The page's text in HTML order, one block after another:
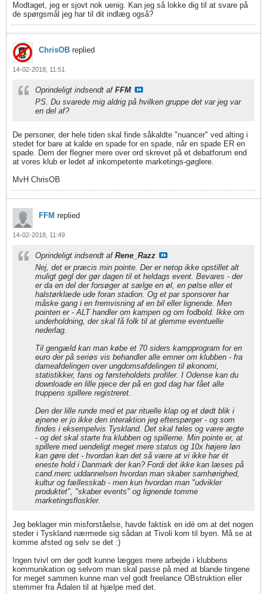
Modtaget, jeg er sjovt nok uenig. Kan jeg så lokke dig til at svare på
de spørgsmål jeg har til dit indlæg også?
ChrisOB replied
14-02-2018, 11:51
Oprindeligt indsendt af FFM
PS. Du svarede mig aldrig på hvilken gruppe det var jeg var
en del af?
De personer, der hele tiden skal finde såkaldte "nuancer" ved alting i
stedet for bare at kalde en spade for en spade, når en spade ER en
spade. Dem der flegner mere over ord skrevet på et debatforum end
at vores klub er ledet af inkompetente marketings-gøglere.
MvH ChrisOB
FFM replied
14-02-2018, 11:49
Oprindeligt indsendt af Rene_Razz
Nej, det er præcis min pointe. Der er netop ikke opstillet alt
muligt gøgl der gør dagen til et heldags event. Bevares - der
er da en del der forsøger at sælge en øl, en pølse eller et
halstørklæde ude foran stadion. Og et par sponsorer har
måske gang i en fremvisning af en bil eller lignende. Men
pointen er - ALT handler om kampen og om fodbold. Ikke om
underholdning, der skal få folk til at glemme eventuelle
nederlag.
Til gengæld kan man købe et 70 siders kampprogram for en
euro der på seriøs vis behandler alle emner om klubben - fra
dameafdelingen over ungdomsafdelingen til økonomi,
statistikker, fans og førsteholdets profiler. I Odense kan du
downloade en lille pjece der på en god dag har fået alle
truppens spillere registreret.
Den der lille runde med et par rituelle klap og et dødt blik i
øjnene er jo ikke den interaktion jeg efterspørger - og som
findes i eksempelvis Tyskland. Det skal føles og være ægte
- og det skal starte fra klubben og spillerne. Min pointe er, at
spillere med uendeligt meget mere status og 10x højere løn
kan gøre det - hvordan kan det så være at vi ikke har ét
eneste hold i Danmark der kan? Fordi det ikke kan læses på
cand.merc uddannelsen hvordan man skaber samhørighed,
kultur og fællesskab - men kun hvordan man "udvikler
produktet", "skaber events" og lignende tomme
marketingsfloskler.
Jeg beklager min misforståelse, havde faktisk en idé om at det nogen
steder i Tyskland nærmede sig sådan at Tivoli kom til byen. Må se at
komme afsted og selv se det :)
Ingen tvivl om der godt kunne lægges mere arbejde i klubbens
kommunikation og selvom man skal passe på med at blande tingene
for meget sammen kunne man vel godt freelance OBstruktion eller
stemmer fra Ådalen til at hjælpe med det.